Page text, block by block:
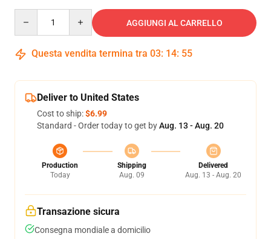
AGGIUNGI AL CARRELLO
Questa vendita termina tra 03: 14: 55
Deliver to United States
Cost to ship:$6.99
Standard - Order today to get byAug. 13 - Aug. 20
Production
Today
Shipping
Aug. 09
Delivered
Aug. 13 - Aug. 20
Transazione sicura
Consegna mondiale a domicilio